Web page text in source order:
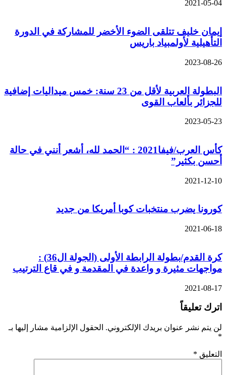
2021-05-04
إيمان خليف تتلقى الضوء الأخضر للمشاركة في الدورة
التأهيلية لأولمبياد باريس
2023-08-26
البطولة العربية لأقل من 23 سنة: خمس ميداليات إضافية
للجزائر بألعاب القوى
2023-05-23
كأس العرب/فيفا2021 : “الحمد لله، أشعر أنني في حالة
أحسن بكثير”
2021-12-10
كورونا يضرب منتخبات كوبا أمريكا من جديد
2021-06-18
كرة القدم/بطولة الرابطة الأولى (الجولة ال36) :
مواجهات مثيرة و واعدة في المقدمة و في قاع الترتيب
2021-08-17
اترك تعليقاً
لن يتم نشر عنوان بريدك الإلكتروني. الحقول الإلزامية مشار إليها بـ
*
التعليق *